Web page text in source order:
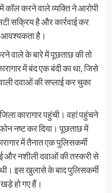
करने वाले व्यक्ति ने आरोपी
सक्रिय है और कार्रवाई कर
आवश्यकता है।
वाले के बारे में पूछताछ की तो
में बंद एक बंदी का था, जिसे
दवाओं की सप्लाई कर चुका
कारागार पहुंची। वहां पहुंचने
नष्ट कर दिया। पूछताछ में
में तैनात एक पुलिसकर्मी
और नशीली दवाओं की तस्करी से
इस खुलासे के बाद पुलिसकर्मी
हो गए हैं।